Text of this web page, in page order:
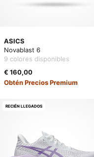
ASICS
Novablast 6
9 colores disponibles
€ 160,00
Obtén Precios Premium
RECIÉN LLEGADOS